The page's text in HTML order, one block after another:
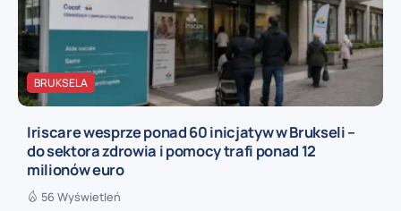
BRUKSELA
Iriscare wesprze ponad 60 inicjatyw w Brukseli –
do sektora zdrowia i pomocy trafi ponad 12
milionów euro
56 Wyświetleń